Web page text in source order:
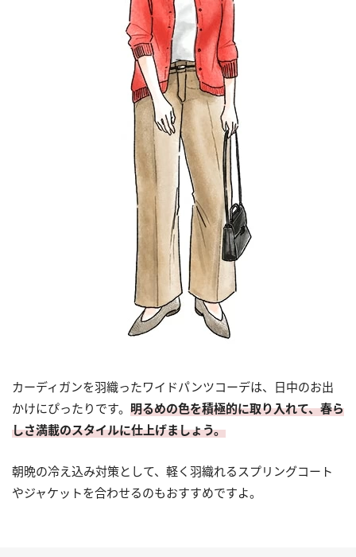
カーディガンを羽織ったワイドパンツコーデは、日中のお出
かけにぴったりです。 明るめの色を積極的に取り入れて、春ら
しさ満載のスタイルに仕上げましょう。
朝晩の冷え込み対策として、軽く羽織れるスプリングコート
やジャケットを合わせるのもおすすめですよ。